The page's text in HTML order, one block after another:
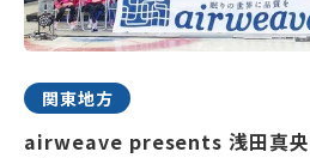
関東地方
airweave presents 浅田真央